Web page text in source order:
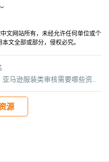
文网站所有，未经允许任何单位或个
文全部或部分，侵权必究。
逊服装类审核需要哪些资料？
源